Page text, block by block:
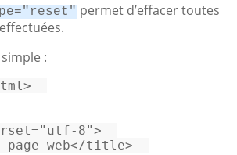
permet d’effacer toutes
:
>
="utf-8">
page web</title>